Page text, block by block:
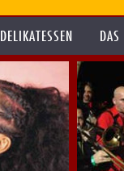
DELIKATESSEN